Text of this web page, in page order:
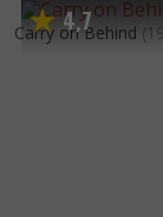
4,7
Carry on Behind